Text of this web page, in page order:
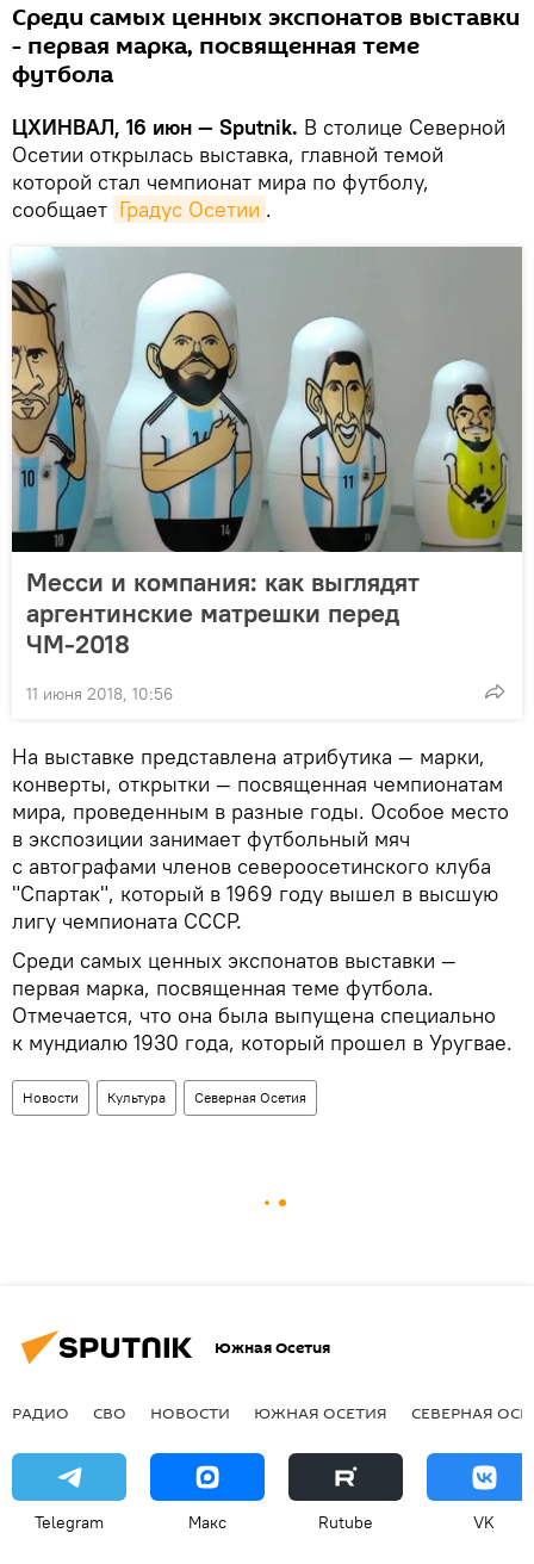
Среди самых ценных экспонатов выставки
- первая марка, посвященная теме
футбола
ЦХИНВАЛ, 16 июн — Sputnik. В столице Северной
Осетии открылась выставка, главной темой
которой стал чемпионат мира по футболу,
сообщает Градус Осетии .
Месси и компания: как выглядят
аргентинские матрешки перед
ЧМ-2018
11 июня 2018, 10:56
На выставке представлена атрибутика — марки,
конверты, открытки — посвященная чемпионатам
мира, проведенным в разные годы. Особое место
в экспозиции занимает футбольный мяч
с автографами членов североосетинского клуба
"Спартак", который в 1969 году вышел в высшую
лигу чемпионата СССР.
Среди самых ценных экспонатов выставки —
первая марка, посвященная теме футбола.
Отмечается, что она была выпущена специально
к мундиалю 1930 года, который прошел в Уругвае.
Новости Культура Северная Осетия
Южная Осетия
РАДИО СВО НОВОСТИ ЮЖНАЯ ОСЕТИЯ СЕВЕРНАЯ
Telegram Макс Rutube VK